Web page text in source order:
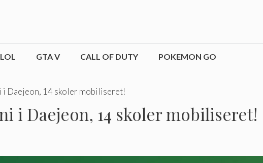
LOL GTA V CALL OF DUTY POKEMON GO
Daejeon, 14 skoler mobiliseret!
i Daejeon, 14 skoler mobiliseret!